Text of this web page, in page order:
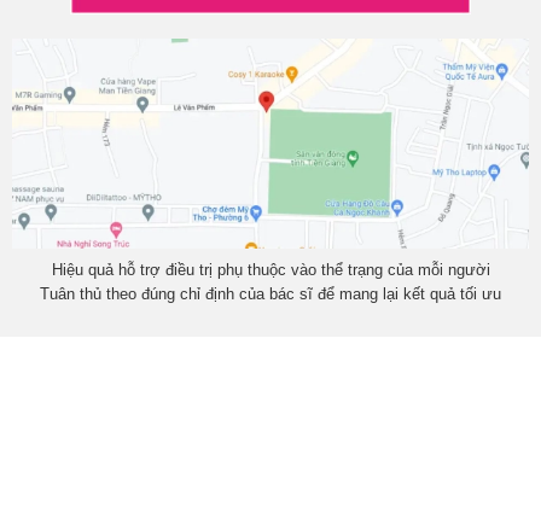
Hiệu quả hỗ trợ điều trị phụ thuộc vào thể trạng của mỗi người
Tuân thủ theo đúng chỉ định của bác sĩ để mang lại kết quả tối ưu